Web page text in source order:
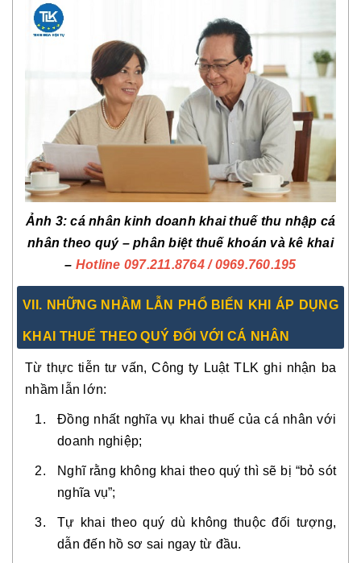
Ảnh 3: cá nhân kinh doanh khai thuế thu nhập cá
nhân theo quý – phân biệt thuế khoán và kê khai
– Hotline 097.211.8764/ 0969.760.195
VII. NHỮNG NHẦM LẪN PHỔ BIẾN KHI ÁP DỤNG
KHAI THUẾ THEO QUÝ ĐỐI VỚI CÁ NHÂN
Từ thực tiễn tư vấn, Công ty Luật TLK ghi nhận ba
nhầm lẫn lớn:
Đồng nhất nghĩa vụ khai thuế của cá nhân với
doanh nghiệp;
Nghĩ rằng không khai theo quý thì sẽ bị “bỏ sót
nghĩa vụ”;
Tự khai theo quý dù không thuộc đối tượng,
dẫn đến hồ sơ sai ngay từ đầu.